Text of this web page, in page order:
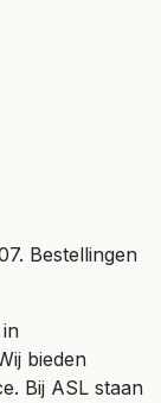
Bestellingen
bieden
Bij ASL staan